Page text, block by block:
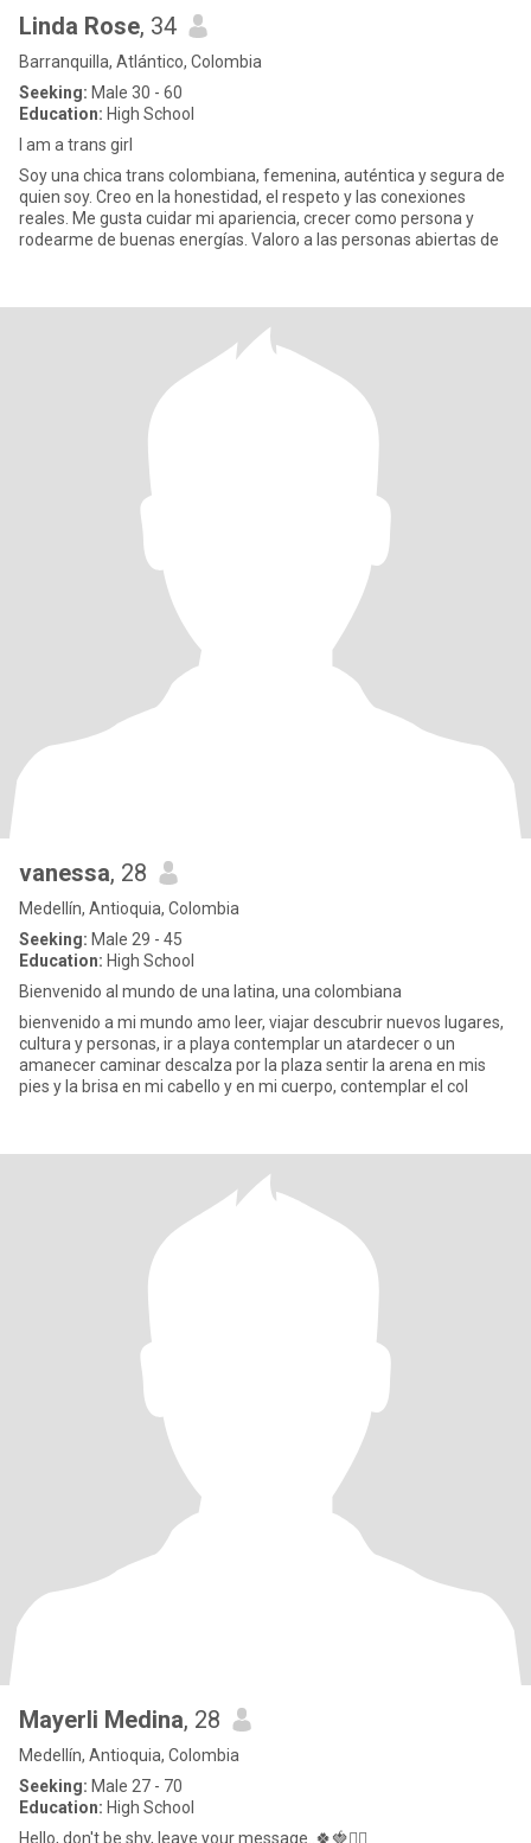
Linda Rose, 34
Barranquilla, Atlántico, Colombia
Seeking: Male 30 - 60
Education: High School
I am a trans girl
Soy una chica trans colombiana, femenina, auténtica y segura de
quien soy. Creo en la honestidad, el respeto y las conexiones
reales. Me gusta cuidar mi apariencia, crecer como persona y
rodearme de buenas energías. Valoro a las personas abiertas de
vanessa, 28
Medellín, Antioquia, Colombia
Seeking: Male 29 - 45
Education: High School
Bienvenido al mundo de una latina, una colombiana
bienvenido a mi mundo amo leer, viajar descubrir nuevos lugares,
cultura y personas, ir a playa contemplar un atardecer o un
amanecer caminar descalza por la plaza sentir la arena en mis
pies y la brisa en mi cabello y en mi cuerpo, contemplar el col
Mayerli Medina, 28
Medellín, Antioquia, Colombia
Seeking: Male 27 - 70
Education: High School
Hello, don't be shy, leave your message..🍀🍓❤️‍🔥